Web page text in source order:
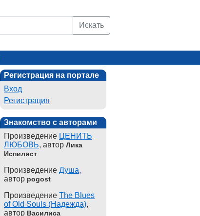
Искать
Регистрация на портале
Вход
Регистрация
Знакомство с авторами
Произведение ЦЕНИТЬ
ЛЮБОВЬ, автор Лика
Испилист
Произведение Душа,
автор pogost
Произведение The Blues
of Old Souls (Надежда),
автор Василиса